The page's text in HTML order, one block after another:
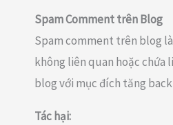
Spam Comment trên Blog
Spam comment trên blog
không liên quan hoặc chứa
blog với mục đích tăng
Tác hại: